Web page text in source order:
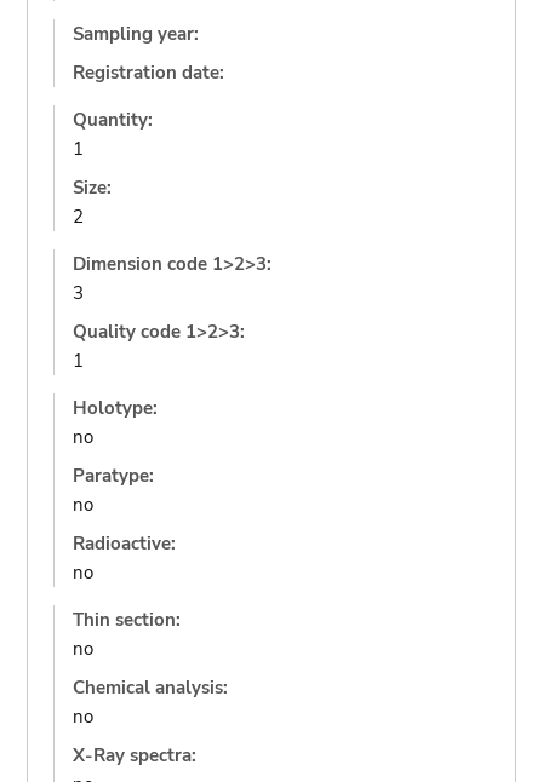
Sampling year:
Registration date:
Quantity:
1
Size:
2
Dimension code 1>2>3:
3
Quality code 1>2>3:
1
Holotype:
no
Paratype:
no
Radioactive:
no
Thin section:
no
Chemical analysis:
no
X-Ray spectra: